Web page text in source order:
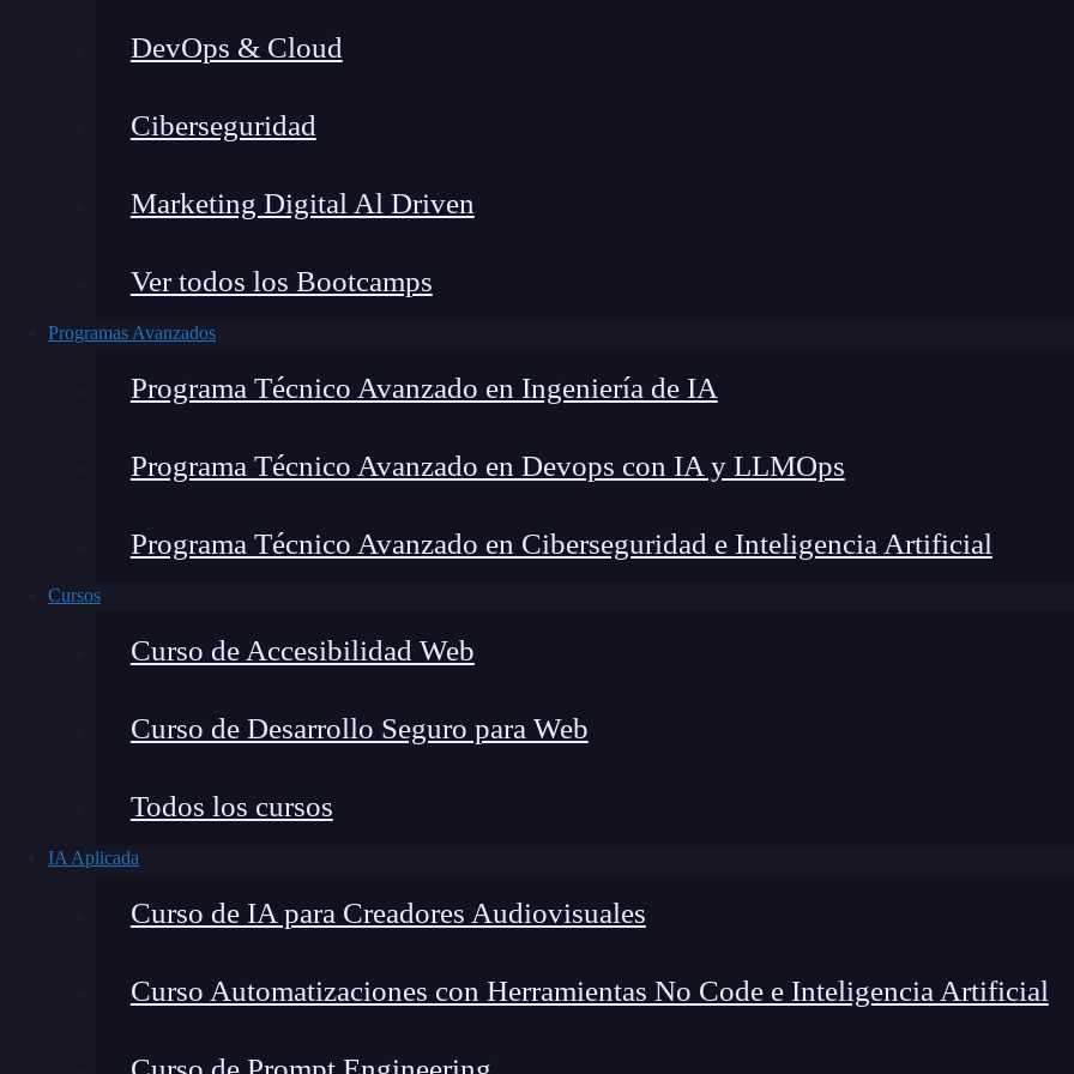
DevOps & Cloud
Ciberseguridad
Marketing Digital Al Driven
Ver todos los Bootcamps
Programas Avanzados
Programa Técnico Avanzado en Ingeniería de IA
Programa Técnico Avanzado en Devops con IA y LLMOps
Programa Técnico Avanzado en Ciberseguridad e Inteligencia Artificial
Cursos
Curso de Accesibilidad Web
Curso de Desarrollo Seguro para Web
Todos los cursos
IA Aplicada
Curso de IA para Creadores Audiovisuales
Curso Automatizaciones con Herramientas No Code e Inteligencia Artificial
Lucia Gómez Salgado
Home»Blog »Honeypot Open Source: La Solución Definitiva para Detectar y Analizar
Contribuyo a acercar la realidad del sector tecnológico a nuevos profesionales, combinando conocimiento práctico,